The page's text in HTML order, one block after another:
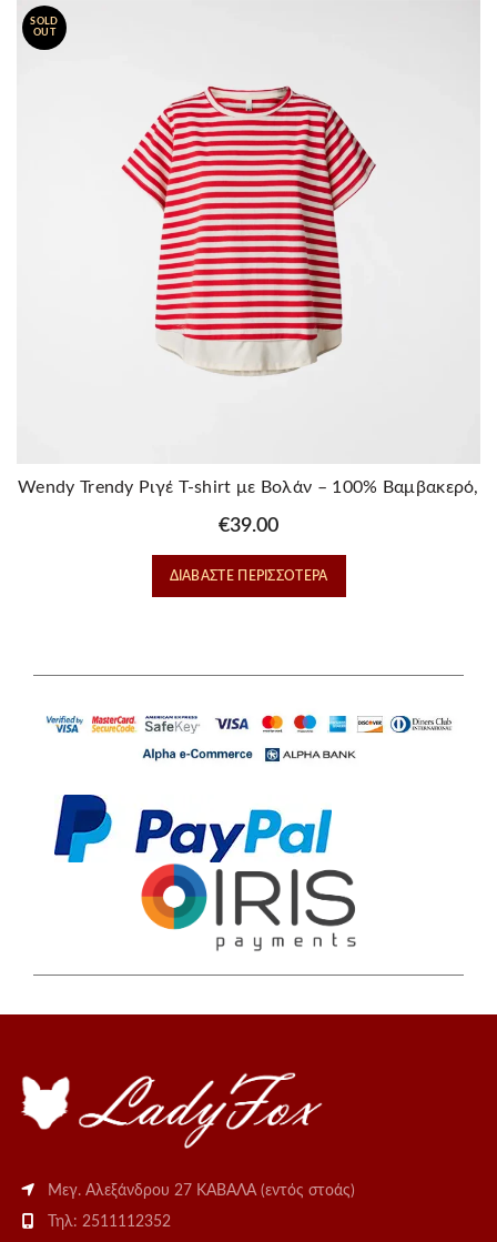
SOLD
OUT
Wendy Trendy Ριγέ T-shirt με Βολάν – 100% Βαμβακερό,
€39.00
ΔΙΑΒΆΣΤΕ ΠΕΡΙΣΣΌΤΕΡΑ
Μεγ. Αλεξάνδρου 27 ΚΑΒΑΛΑ (εντός στοάς)
Τηλ: 2511112352